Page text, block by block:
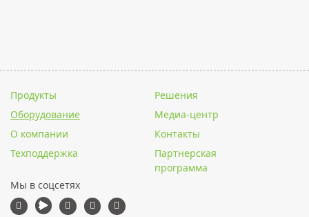
Продукты
Решения
Оборудование
Медиа-центр
О компании
Контакты
Техподдержка
Партнерская
программа
Мы в соцсетях